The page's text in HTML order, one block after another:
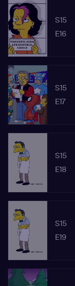
S15
E16
S15
E17
S15
E18
S15
E19